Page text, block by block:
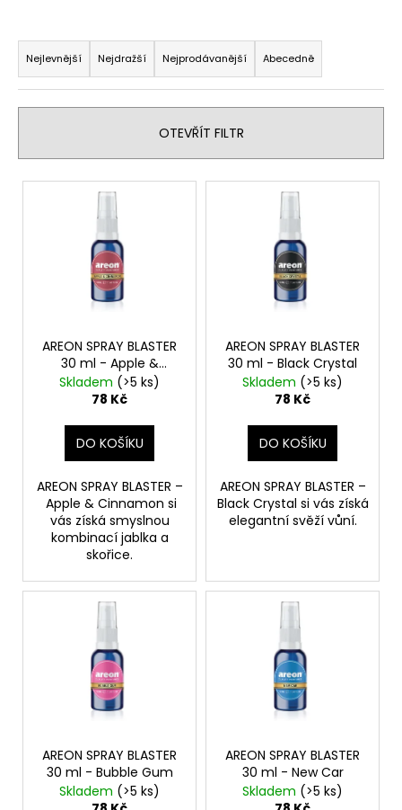
Ř
a
z
e
í
p
Nejlevnější Nejdražší Nejprodávanější Abecedně
OTEVŘÍT FILTR
V
AREON SPRAY BLASTER
30 ml - Apple &
Cinnamon
Skladem (>5 ks)
78 Kč
DO KOŠÍKU
AREON SPRAY BLASTER –
Apple & Cinnamon si
vás získá smyslnou
kombinací jablka a
skořice.
AREON SPRAY BLASTER
30 ml - Black Crystal
Skladem (>5 ks)
78 Kč
DO KOŠÍKU
AREON SPRAY BLASTER –
Black Crystal si vás získá
elegantní svěží vůní.
AREON SPRAY BLASTER
30 ml - Bubble Gum
Skladem (>5 ks)
AREON SPRAY BLASTER
30 ml - New Car
Skladem (>5 ks)
HLEDAT
D
PERFUME
BLACK
CRYSTAL
35ML